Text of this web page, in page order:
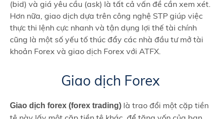
(bid) và giá yêu cầu (ask) là tất cả vấn đề cần xem xét.
Hơn nữa, giao dịch dựa trên công nghệ STP giúp việc
thực thi lệnh cực nhanh và tận dụng lợi thế tài chính
cũng là một số yếu tố thúc đẩy các nhà đầu tư mở tài
khoản Forex và giao dịch Forex với ATFX.
Giao dịch Forex
Giao dịch forex (forex trading) là trao đổi một cặp tiền